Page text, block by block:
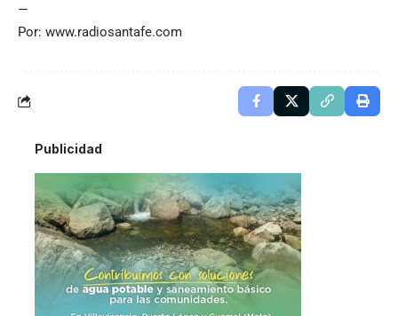
—
Por: www.radiosantafe.com
Publicidad